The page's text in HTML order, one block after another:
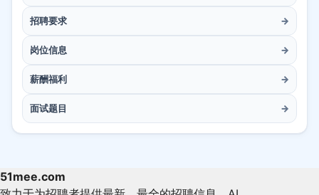
招聘要求 →
岗位信息 →
薪酬福利 →
面试题目 →
51mee.com